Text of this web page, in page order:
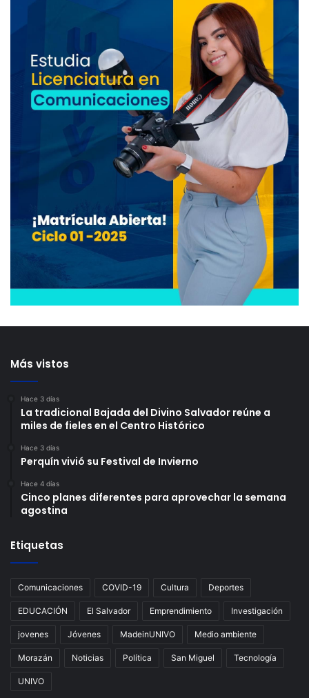
Más vistos
Hace 3 días
La tradicional Bajada del Divino Salvador reúne a
miles de fieles en el Centro Histórico
Hace 3 días
Perquín vivió su Festival de Invierno
Hace 4 días
Cinco planes diferentes para aprovechar la semana
agostina
Etiquetas
Comunicaciones COVID-19 Cultura Deportes
EDUCACIÓN El Salvador Emprendimiento Investigación
jovenes Jóvenes MadeinUNIVO Medio ambiente
Morazán Noticias Política San Miguel Tecnología
UNIVO